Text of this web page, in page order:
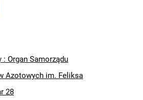
1965, nr 5
: Organ Samorządu
Zakładów Azotowych im.
1965, nr 7
Organ Samorządu
Azotowych im. Feliksa
28